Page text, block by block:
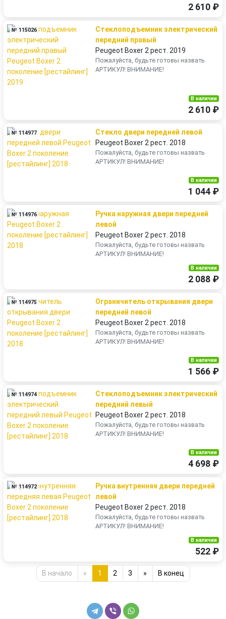
2 610 ₽
№ 115026
Стеклоподъемник электрический
передний правый
Peugeot Boxer 2 рест. 2019
Пожалуйста, будьте готовы назвать
АРТИКУЛ! ВНИМАНИЕ!
В наличии
2 610 ₽
№ 114977
Стекло двери передней левой
Peugeot Boxer 2 рест. 2018
Пожалуйста, будьте готовы назвать
АРТИКУЛ! ВНИМАНИЕ!
В наличии
1 044 ₽
№ 114976
Ручка наружная двери передней
левой
Peugeot Boxer 2 рест. 2018
Пожалуйста, будьте готовы назвать
АРТИКУЛ! ВНИМАНИЕ!
В наличии
2 088 ₽
№ 114975
Ограничитель открывания двери
передней левой
Peugeot Boxer 2 рест. 2018
Пожалуйста, будьте готовы назвать
АРТИКУЛ! ВНИМАНИЕ!
В наличии
1 566 ₽
№ 114974
Стеклоподъемник электрический
передний левый
Peugeot Boxer 2 рест. 2018
Пожалуйста, будьте готовы назвать
АРТИКУЛ! ВНИМАНИЕ!
В наличии
4 698 ₽
№ 114972
Ручка внутренняя двери передней
левой
Peugeot Boxer 2 рест. 2018
Пожалуйста, будьте готовы назвать
АРТИКУЛ! ВНИМАНИЕ!
В наличии
522 ₽
В начало « 1 2 3 » В конец